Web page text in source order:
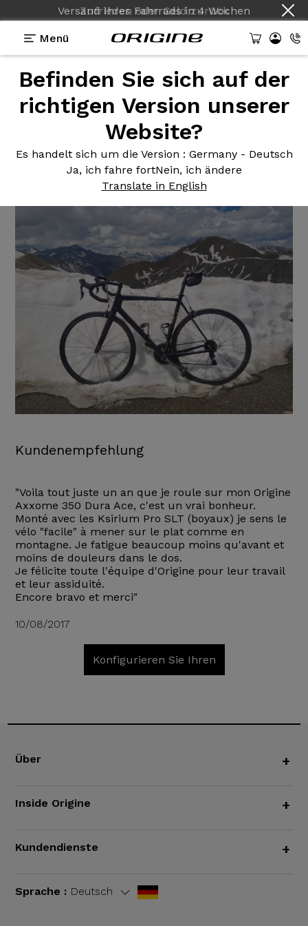
Versand Ihres Fahrradsin4 Wochen
Menü
Befinden Sie sich auf der
richtigen Version unserer
Website?
Es handelt sich um die Version : Germany - Deutsch
Ja, ich fahre fortNein, ich ändere
Translate in English
Erfahrungsberichte >Vélo de course Axxome 350
course Axxome 350
Dura-Ace Ksyrium Pro SL
Kundenempfehlung
"Voila tout juste un an que je roule sur mon Origine
Axxome 350 Dura Ace, c'est un vrai bonheur.
Monté avec les Ksirium Pro SLT (boyaux) je sens le
vélo "facile" à mener sur le plat comme en
montagne. Je fatigue beaucoup moins qu'avant et
moins de douleurs dans le dos.
Je félicite toute l'équipe d'Origine pour leur travail
et leur assiduité.
Encore bravo et merci"
10/08/2017
Konfigurieren Sie Ihren
Über +
Inside Origine +
Kundendienste +
Sprache : Deutsch